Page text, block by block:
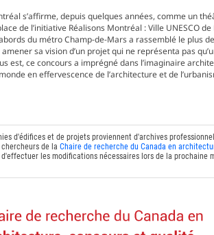
s’affirme, depuis quelques années, comme un
de l’initiative Réalisons Montréal : Ville UNESCO
du métro Champ-de-Mars a rassemblé le plus
sa vision d’un projet qui ne représenta pas
est, ce concours a imprégné dans l’imaginaire
en effervescence de l’architecture et de
d'édifices et de projets proviennent d'archives
chercheurs de laChaire de recherche du Canada en
les modifications nécessaires lors de la prochaine